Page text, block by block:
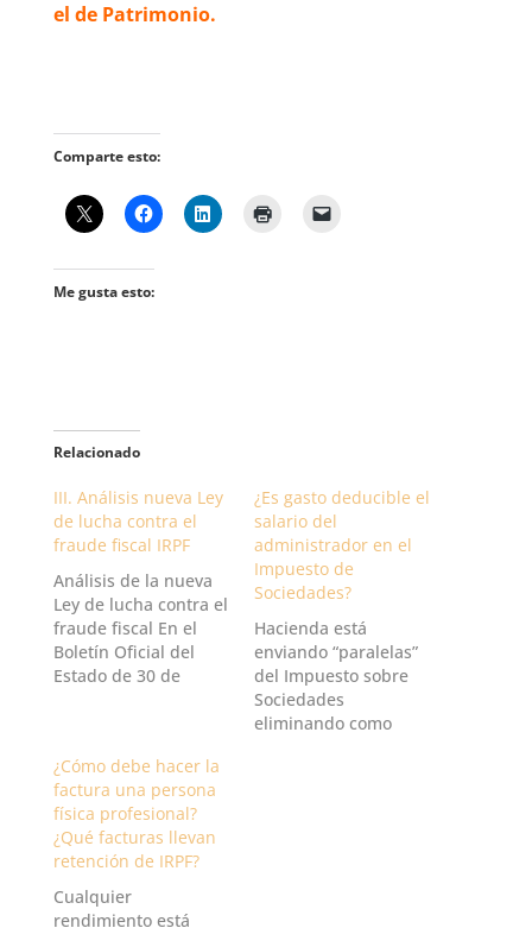
el de Patrimonio.
Comparte esto:
Me gusta esto:
Relacionado
III. Análisis nueva Ley
de lucha contra el
fraude fiscal IRPF
Análisis de la nueva
Ley de lucha contra el
fraude fiscal En el
Boletín Oficial del
Estado de 30 de
octubre, de
modificación de la
normativa tributaria y
presupuestaria y de
adecuación a de la
normativa financiera
para…
¿Es gasto deducible el
salario del
administrador en el
Impuesto de
Sociedades?
Hacienda está
enviando “paralelas”
del Impuesto sobre
Sociedades
eliminando como
¿Cómo debe hacer la
factura una persona
física profesional?
¿Qué facturas llevan
retención de IRPF?
Cualquier
rendimiento está